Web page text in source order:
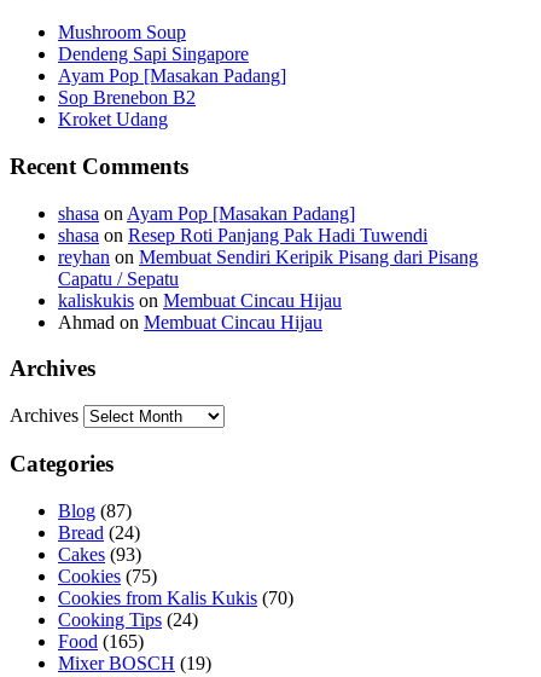
Mushroom Soup
Dendeng Sapi Singapore
Ayam Pop [Masakan Padang]
Sop Brenebon B2
Kroket Udang
Recent Comments
shasa on Ayam Pop [Masakan Padang]
shasa on Resep Roti Panjang Pak Hadi Tuwendi
reyhan on Membuat Sendiri Keripik Pisang dari Pisang
Capatu / Sepatu
kaliskukis on Membuat Cincau Hijau
Ahmad on Membuat Cincau Hijau
Archives
Archives
Categories
Blog (87)
Bread (24)
Cakes (93)
Cookies (75)
Cookies from Kalis Kukis (70)
Cooking Tips (24)
Food (165)
Mixer BOSCH (19)